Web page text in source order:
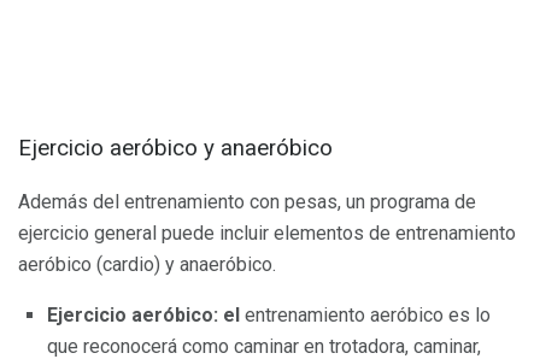
Ejercicio aeróbico y anaeróbico
Además del entrenamiento con pesas, un programa de
ejercicio general puede incluir elementos de entrenamiento
aeróbico (cardio) y anaeróbico.
Ejercicio aeróbico: el entrenamiento aeróbico es lo
que reconocerá como caminar en trotadora, caminar,